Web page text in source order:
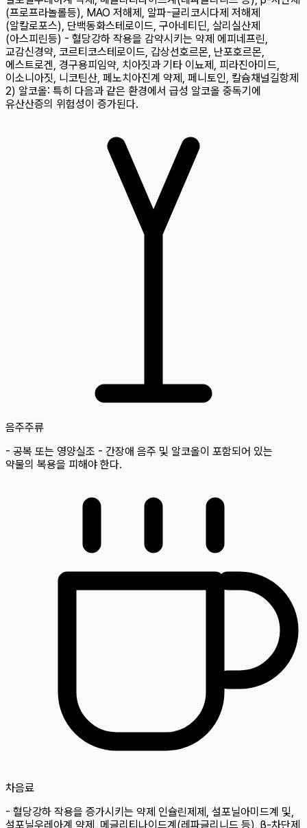
(프로프라놀롤등), MAO 저해제, 알파-글리코시다제 저해제
(알칼로포스), 단백동화스테로이드, 구아네티딘, 살리실산제
(아스피린등) - 혈당강하 작용을 감약시키는 약제 에피네프린,
교감신경약, 코르티코스테로이드, 갑상선호르몬, 난포호르몬,
에스트로겐, 경구용피임약, 치아짓과 기타 이뇨제, 피라진아미드,
이소니아짓, 니코틴산, 페노치아진계 약제, 페니토인, 칼슘채널길항제
2) 알코올: 특히 다음과 같은 환경에서 급성 알코올 중독기에
유산산증의 위험성이 증가된다.
음주주류
- 공복 또는 영양실조 - 간장애 음주 및 알코올이 포함되어 있는
약물의 복용을 피해야 한다.
차음료
- 혈당강하 작용을 증가시키는 약제 인슐린제제, 설포닐아미드계 및,
설포닐우레아계 약제, 메글리티나이드계(레파글리니드 등), β-차단제